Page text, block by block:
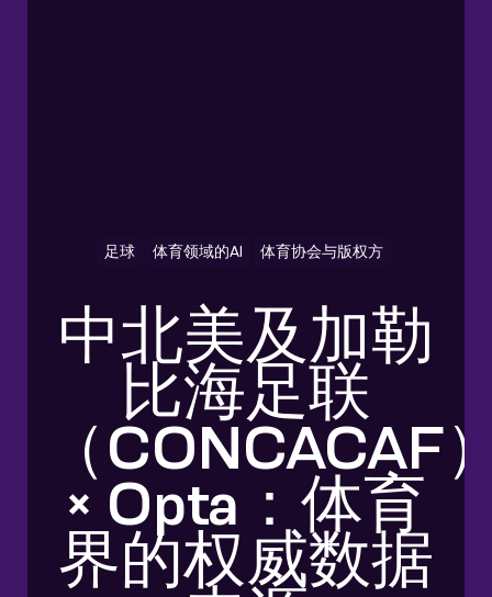
足球 体育领域的AI 体育协会与版权方
中北美及加勒
比海足联
（CONCACAF
× Opta：体育
界的权威数据